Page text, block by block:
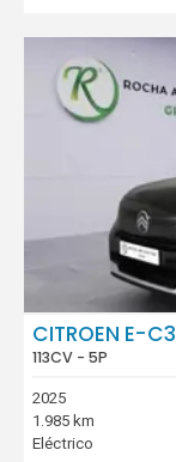
CITROEN E-C3
113CV - 5P
2025
1.985 km
Eléctrico